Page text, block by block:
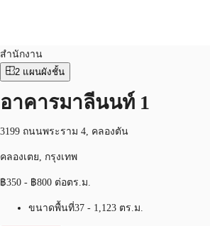
พื้นที่สำนักงาน
เฟล็กสเปซ
บทความที่น่าสนใจ
เกี่ยวกับ JLL
อสังหาริมทรัพย์ที่บันทึกไว้
TH
+6626246471 ติดต่อเรา
สำนักงาน
2 แผนผังชั้น
อาคารมาลีนนท์ 1
3199 ถนนพระราม 4, คลองตัน
คลองเตย, กรุงเทพ
฿350 - ฿800 ต่อตร.ม.
ขนาดพื้นที่37 - 1,123 ตร.ม.